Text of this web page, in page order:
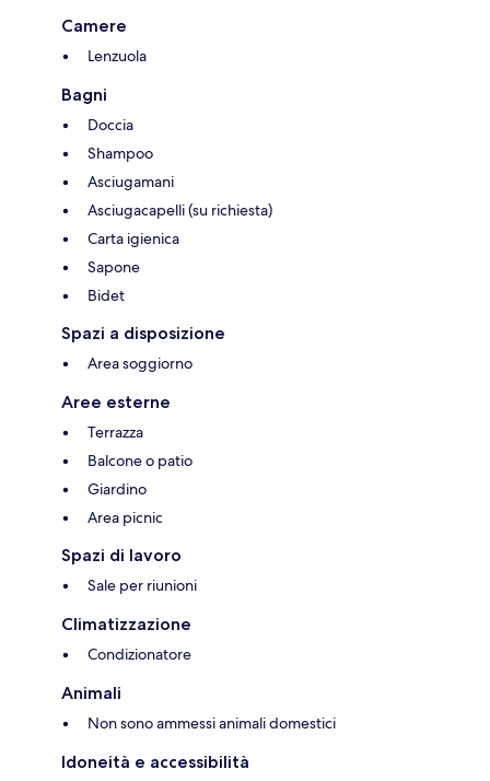
Camere
Lenzuola
Bagni
Doccia
Shampoo
Asciugamani
Asciugacapelli (su richiesta)
Carta igienica
Sapone
Bidet
Spazi a disposizione
Area soggiorno
Aree esterne
Terrazza
Balcone o patio
Giardino
Area picnic
Spazi di lavoro
Sale per riunioni
Climatizzazione
Condizionatore
Animali
Non sono ammessi animali domestici
Idoneità e accessibilità